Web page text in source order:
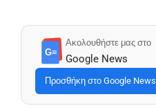
G≡
Ακολουθήστε μας στο
Google News
Προσθήκη στο Google News